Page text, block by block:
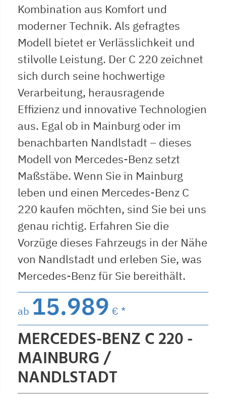
Kombination aus Komfort und
moderner Technik. Als gefragtes
Modell bietet er Verlässlichkeit und
stilvolle Leistung. Der C 220 zeichnet
sich durch seine hochwertige
Verarbeitung, herausragende
Effizienz und innovative Technologien
aus. Egal ob in Mainburg oder im
benachbarten Nandlstadt – dieses
Modell von Mercedes-Benz setzt
Maßstäbe. Wenn Sie in Mainburg
leben und einen Mercedes-Benz C
220 kaufen möchten, sind Sie bei uns
genau richtig. Erfahren Sie die
Vorzüge dieses Fahrzeugs in der Nähe
von Nandlstadt und erleben Sie, was
Mercedes-Benz für Sie bereithält.
ab 15.989 € *
MERCEDES-BENZ C 220 -
MAINBURG /
NANDLSTADT